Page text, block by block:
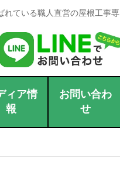
ている職人直営の屋根工事専
ィア情
報
お問い合わ
せ